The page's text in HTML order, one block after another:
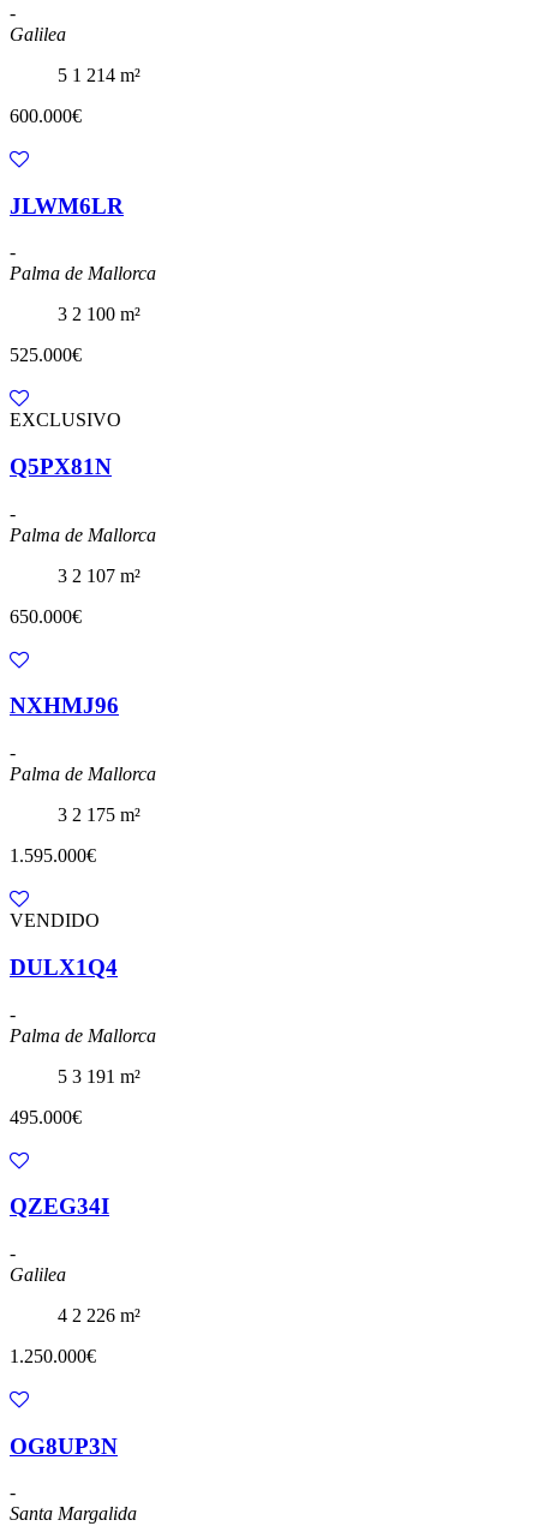
-
Galilea
5 1 214 m²
600.000€
JLWM6LR
-
Palma de Mallorca
3 2 100 m²
525.000€
EXCLUSIVO
Q5PX81N
-
Palma de Mallorca
3 2 107 m²
650.000€
NXHMJ96
-
Palma de Mallorca
3 2 175 m²
1.595.000€
VENDIDO
DULX1Q4
-
Palma de Mallorca
5 3 191 m²
495.000€
QZEG34I
-
Galilea
4 2 226 m²
1.250.000€
OG8UP3N
-
Santa Margalida